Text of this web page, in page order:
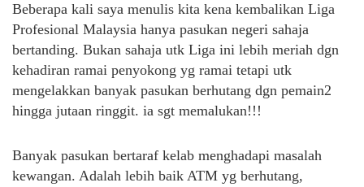
Beberapa kali saya menulis kita kena kembalikan Liga
Profesional Malaysia hanya pasukan negeri sahaja
bertanding. Bukan sahaja utk Liga ini lebih meriah dgn
kehadiran ramai penyokong yg ramai tetapi utk
mengelakkan banyak pasukan berhutang dgn pemain2
hingga jutaan ringgit. ia sgt memalukan!!!
Banyak pasukan bertaraf kelab menghadapi masalah
kewangan. Adalah lebih baik ATM yg berhutang,